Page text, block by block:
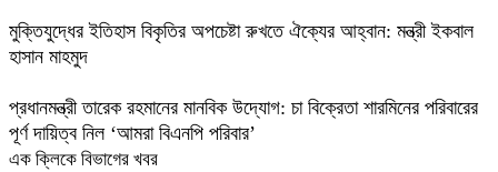
মুক্তিযুদ্ধের ইতিহাস বিকৃতির অপচেষ্টা রুখতে ঐক্যের আহ্বান: মন্ত্রী ইকবাল
হাসান মাহমুদ
প্রধানমন্ত্রী তারেক রহমানের মানবিক উদ্যোগ: চা বিক্রেতা শারমিনের পরিবারের
পূর্ণ দায়িত্ব নিল ‘আমরা বিএনপি পরিবার’
এক ক্লিকে বিভাগের খবর